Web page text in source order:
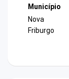
Município
Nova
Friburgo